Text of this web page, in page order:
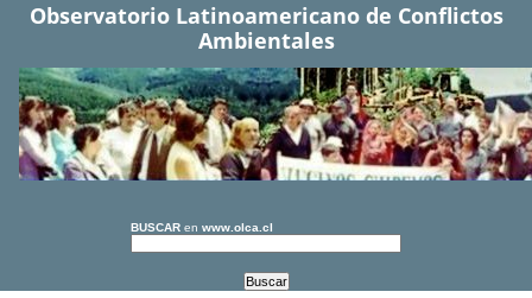
Observatorio Latinoamericano de Conflictos
Ambientales
BUSCAR en www.olca.cl